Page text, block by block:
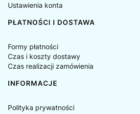
Ustawienia konta
PŁATNOŚCI I DOSTAWA
Formy płatności
Czas i koszty dostawy
Czas realizacji zamówienia
INFORMACJE
Polityka prywatności